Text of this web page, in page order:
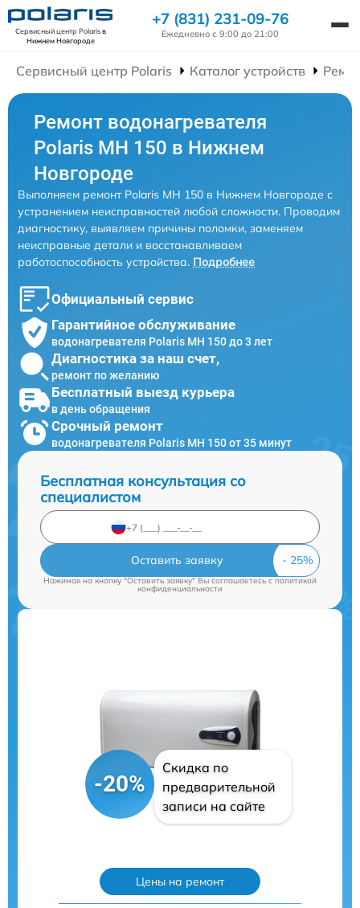
Сервисный центр Polarisв
Нижнем Новгороде
+7 (831) 231-09-76
Ежедневно с 9:00 до 21:00
Сервисный центр Polaris Каталог устройств
Ремонт водонагревателя
Polaris MH 150 в Нижнем
Новгороде
Выполняем ремонт Polaris MH 150 в Нижнем Новгороде с
устранением неисправностей любой сложности. Проводим
диагностику, выявляем причины поломки, заменяем
неисправные детали и восстанавливаем
работоспособность устройства. Подробнее
Официальный сервис
Гарантийное обслуживание
водонагревателя Polaris MH 150 до 3 лет
Диагностика за наш счет,
ремонт по желанию
Бесплатный выезд курьера
в день обращения
Срочный ремонт
водонагревателя Polaris MH 150 от 35 минут
Бесплатная консультация со
специалистом
Оставить заявку
Нажимая на кнопку "Оставить заявку" Вы соглашаетесь cполитикой
конфиденциальности
-20%
Скидка по
предварительной
записи на сайте
Цены на ремонт